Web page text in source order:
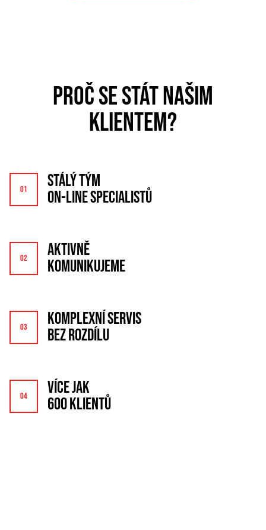
PROČ SE STÁT NAŠIM
KLIENTEM?
STÁLÝ TÝM
ON-LINE SPECIALISTŮ
AKTIVNĚ
KOMUNIKUJEME
KOMPLEXNÍ SERVIS
BEZ ROZDÍLU
VÍCE JAK
600 KLIENTŮ